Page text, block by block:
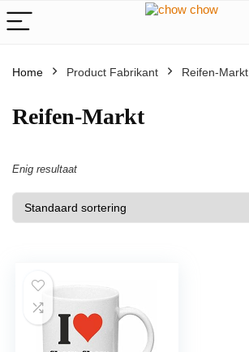
Home Product Fabrikant ‎Reifen-Markt
‎Reifen-Markt
Enig resultaat